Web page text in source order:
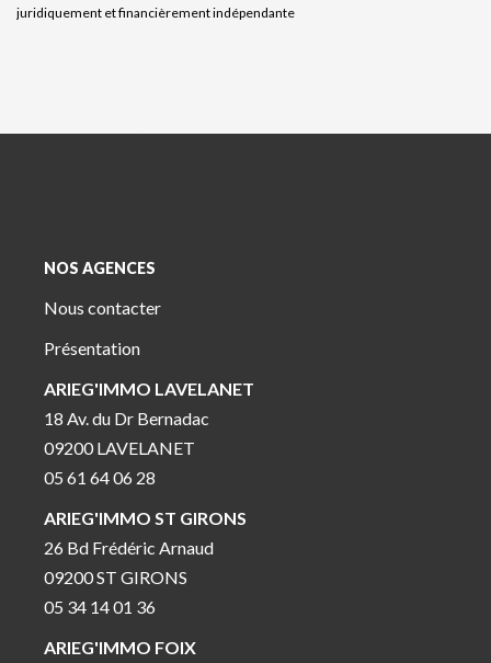
juridiquement et financièrement indépendante
NOS AGENCES
Nous contacter
Présentation
ARIEG'IMMO LAVELANET
18 Av. du Dr Bernadac
09200 LAVELANET
05 61 64 06 28
ARIEG'IMMO ST GIRONS
26 Bd Frédéric Arnaud
09200 ST GIRONS
05 34 14 01 36
ARIEG'IMMO FOIX